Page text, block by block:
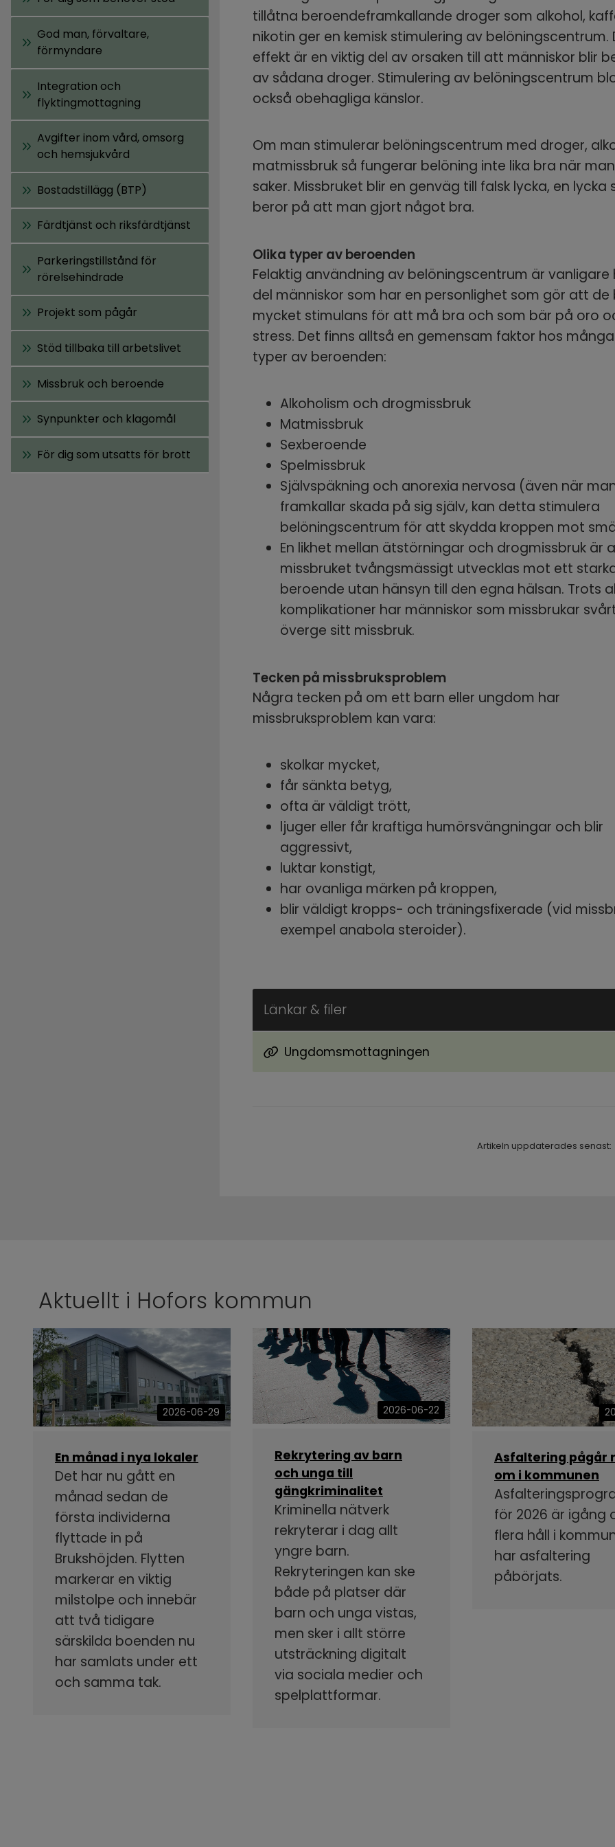
God man, förvaltare,
förmyndare
Integration och
flyktingmottagning
Avgifter inom vård, omsorg
och hemsjukvård
Bostadstillägg (BTP)
Färdtjänst och riksfärdtjänst
Parkeringstillstånd för
rörelsehindrade
Projekt som pågår
Stöd tillbaka till arbetslivet
Missbruk och beroende
Synpunkter och klagomål
För dig som utsatts för brott
tillåtna beroendeframkallande droger som alkohol,
nikotin ger en kemisk stimulering av belöningscentrum.
effekt är en viktig del av orsaken till att människor blir
av sådana droger. Stimulering av belöningscentrum
också obehagliga känslor.
Om man stimulerar belöningscentrum med droger,
matmissbruk så fungerar belöning inte lika bra när
saker. Missbruket blir en genväg till falsk lycka, en lycka
beror på att man gjort något bra.
Olika typer av beroenden
Felaktig användning av belöningscentrum är vanligare
del människor som har en personlighet som gör att de
mycket stimulans för att må bra och som bär på oro
stress. Det finns alltså en gemensam faktor hos
typer av beroenden:
Alkoholism och drogmissbruk
Matmissbruk
Sexberoende
Spelmissbruk
Självspäkning och anorexia nervosa (även när
framkallar skada på sig själv, kan detta stimulera
belöningscentrum för att skydda kroppen mot
En likhet mellan ätstörningar och drogmissbruk är
missbruket tvångsmässigt utvecklas mot ett
beroende utan hänsyn till den egna hälsan. Trots
komplikationer har människor som missbrukar
överge sitt missbruk.
Tecken på missbruksproblem
Några tecken på om ett barn eller ungdom har
missbruksproblem kan vara:
skolkar mycket,
får sänkta betyg,
ofta är väldigt trött,
ljuger eller får kraftiga humörsvängningar och blir
aggressivt,
luktar konstigt,
har ovanliga märken på kroppen,
blir väldigt kropps- och träningsfixerade (vid
exempel anabola steroider).
Länkar & filer
Ungdomsmottagningen
Länk till annan webbplats, öppnas i nytt fönster.
Artikeln uppdaterades senast:
Aktuellt i Hofors kommun
2026-06-29
En månad i nya lokaler
Det har nu gått en
månad sedan de
första individerna
flyttade in på
Brukshöjden. Flytten
markerar en viktig
milstolpe och innebär
att två tidigare
särskilda boenden nu
har samlats under ett
och samma tak.
2026-06-22
Rekrytering av barn
och unga till
gängkriminalitet
Kriminella nätverk
rekryterar i dag allt
yngre barn.
Rekryteringen kan ske
både på platser där
barn och unga vistas,
men sker i allt större
utsträckning digitalt
via sociala medier och
spelplattformar.
Asfaltering pågår
om i kommunen
för 2026 är igång
flera håll i
har asfaltering
påbörjats.